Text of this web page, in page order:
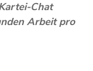
Chat
Arbeit pro